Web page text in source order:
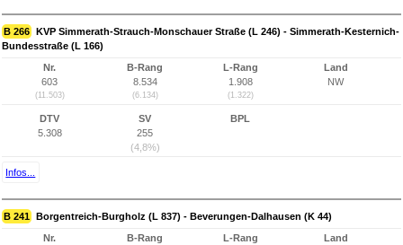
B 266 KVP Simmerath-Strauch-Monschauer Straße (L 246) - Simmerath-Kesternich-
Bundesstraße (L 166)
Nr.
603
(11.503)
B-Rang
8.534
(6.134)
L-Rang
1.908
(1.322)
Land
NW
DTV
5.308
SV
255
(4,8%)
BPL
Infos...
B 241 Borgentreich-Burgholz (L 837) - Beverungen-Dalhausen (K 44)
Nr.
B-Rang
L-Rang
Land